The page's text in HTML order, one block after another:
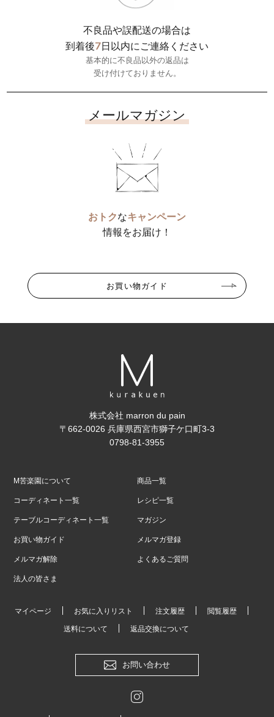
不良品や誤配送の場合は
到着後7日以内にご連絡ください
基本的に不良品以外の返品は
受け付けておりません。
メールマガジン
おトクなキャンペーン
情報をお届け！
お買い物ガイド
株式会社 marron du pain
〒662-0026 兵庫県西宮市獅子ケ口町3-3
0798-81-3955
M苦楽園について 商品一覧
コーディネート一覧 レシピ一覧
テーブルコーディネート一覧 マガジン
お買い物ガイド メルマガ登録
メルマガ解除 よくあるご質問
法人の皆さま
マイページ お気に入りリスト 注文履歴 閲覧履歴
送料について 返品交換について
お問い合わせ